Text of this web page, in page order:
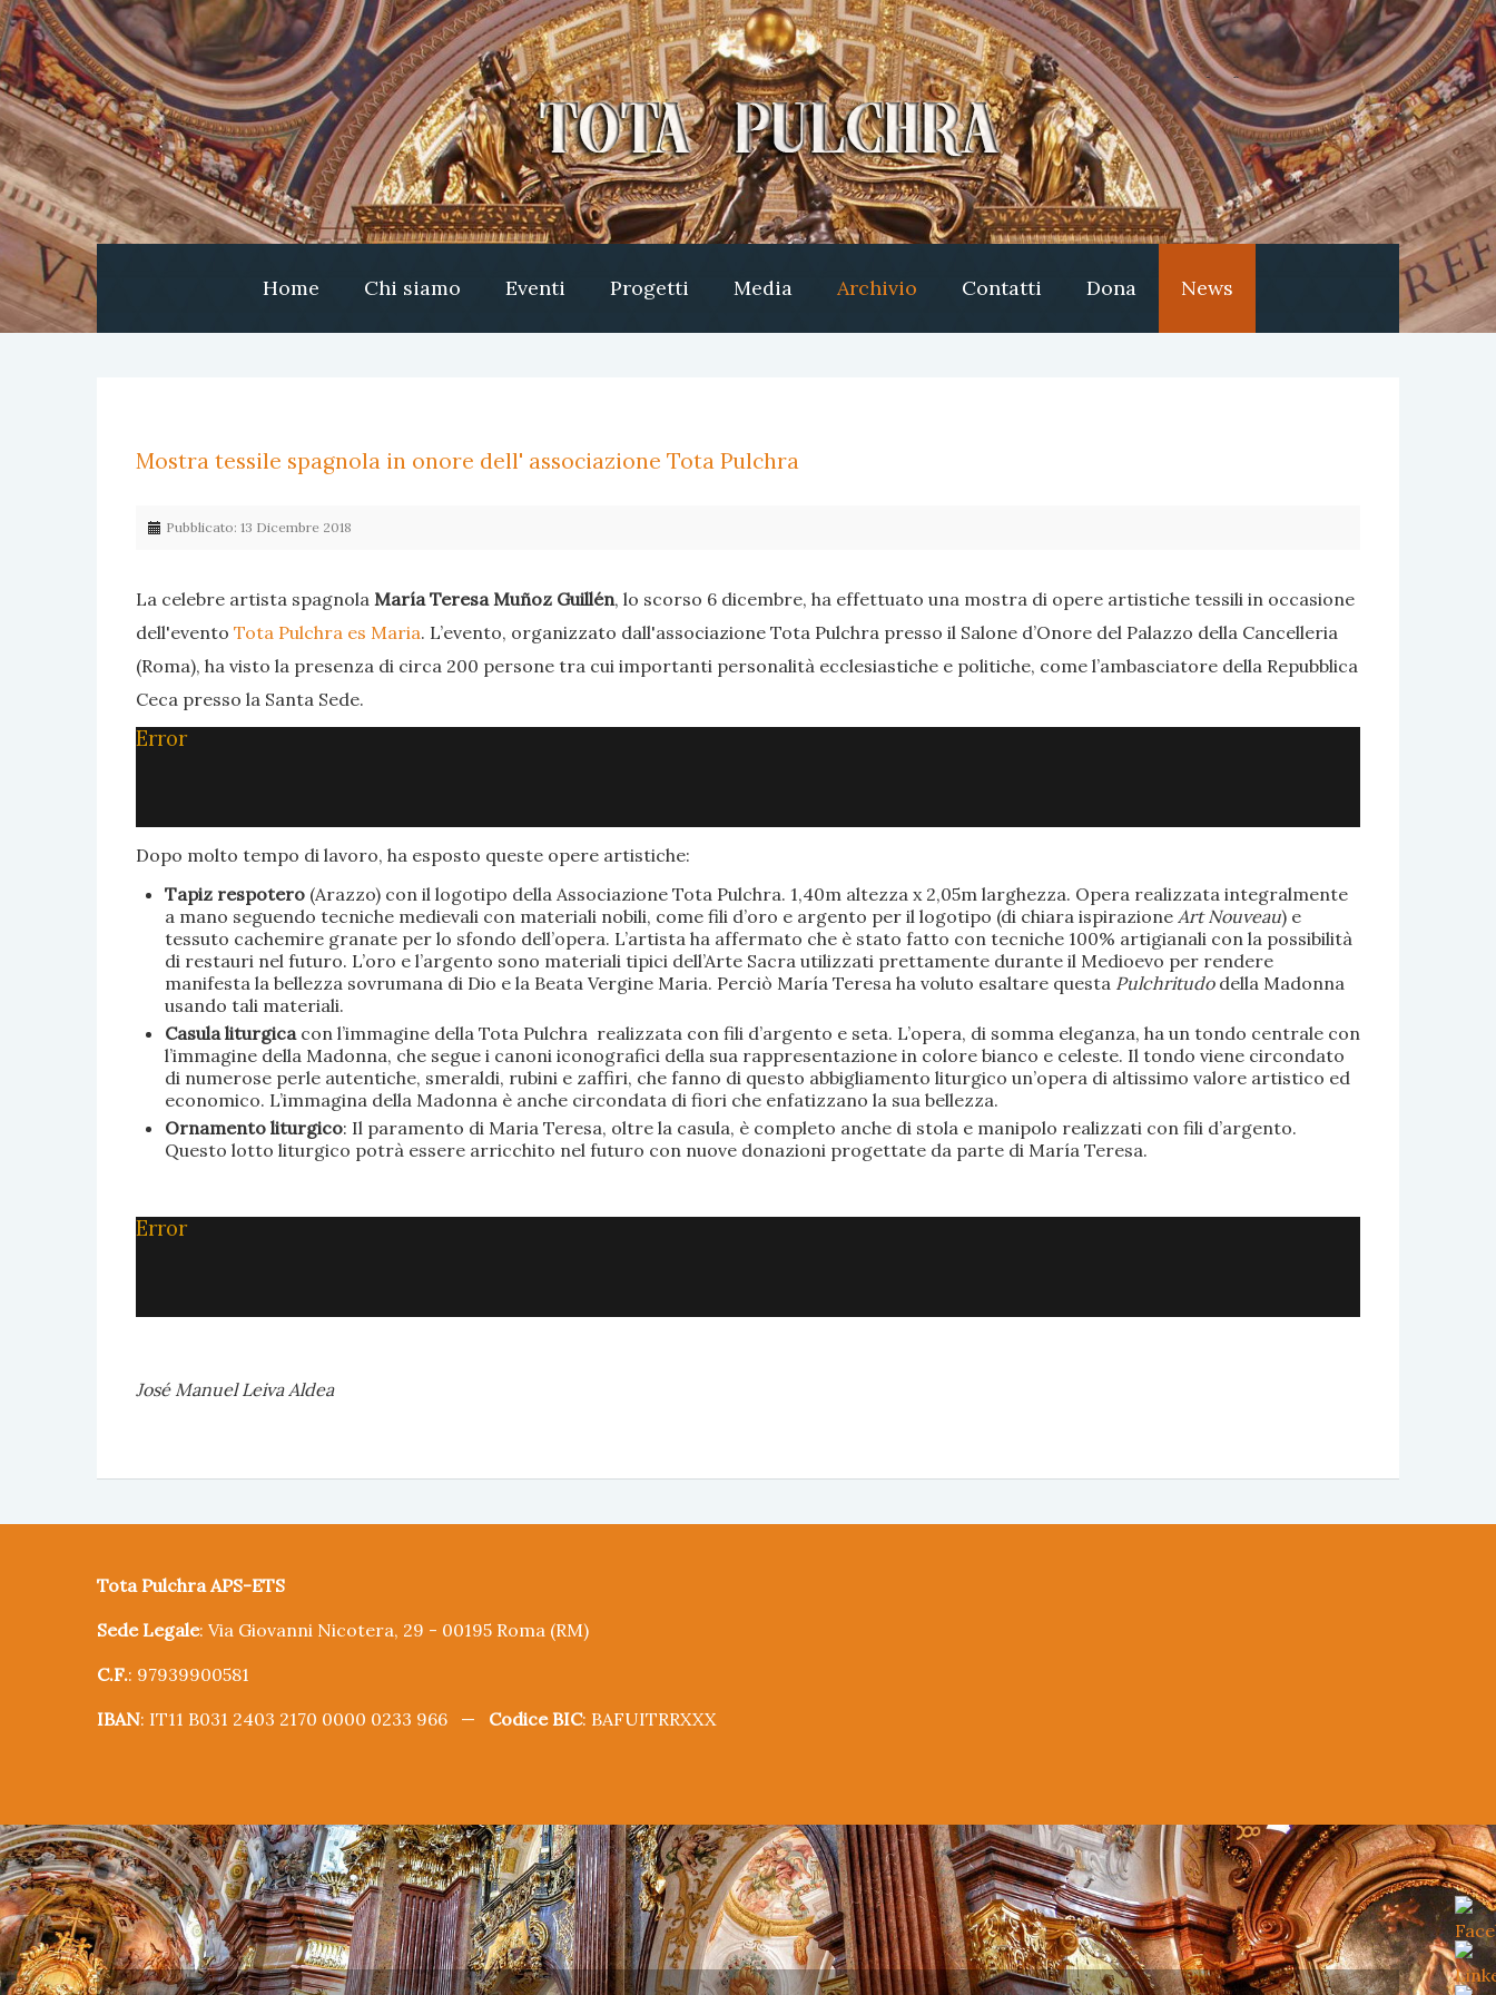
Home Chi siamo Eventi Progetti Media Archivio Contatti Dona News
Mostra tessile spagnola in onore dell' associazione Tota Pulchra
Pubblicato: 13 Dicembre 2018
La celebre artista spagnola María Teresa Muñoz Guillén, lo scorso 6 dicembre, ha effettuato una mostra di opere artistiche tessili in occasione
dell'evento Tota Pulchra es Maria. L’evento, organizzato dall'associazione Tota Pulchra presso il Salone d’Onore del Palazzo della Cancelleria
(Roma), ha visto la presenza di circa 200 persone tra cui importanti personalità ecclesiastiche e politiche, come l’ambasciatore della Repubblica
Ceca presso la Santa Sede.
Error
Dopo molto tempo di lavoro, ha esposto queste opere artistiche:
Tapiz respotero(Arazzo) con il logotipo della Associazione Tota Pulchra. 1,40m altezza x 2,05m larghezza. Opera realizzata integralmente
a mano seguendo tecniche medievali con materiali nobili, come fili d’oro e argento per il logotipo (di chiara ispirazione Art Nouveau) e
tessuto cachemire granate per lo sfondo dell’opera. L’artista ha affermato che è stato fatto con tecniche 100% artigianali con la possibilità
di restauri nel futuro. L’oro e l’argento sono materiali tipici dell’Arte Sacra utilizzati prettamente durante il Medioevo per rendere
manifesta la bellezza sovrumana di Dio e la Beata Vergine Maria. Perciò María Teresa ha voluto esaltare questa Pulchritudo della Madonna
usando tali materiali.
Casula liturgica con l’immagine della Tota Pulchra realizzata con fili d’argento e seta. L’opera, di somma eleganza, ha un tondo centrale con
l’immagine della Madonna, che segue i canoni iconografici della sua rappresentazione in colore bianco e celeste. Il tondo viene circondato
di numerose perle autentiche, smeraldi, rubini e zaffiri, che fanno di questo abbigliamento liturgico un’opera di altissimo valore artistico ed
economico. L’immagina della Madonna è anche circondata di fiori che enfatizzano la sua bellezza.
Ornamento liturgico: Il paramento di Maria Teresa, oltre la casula, è completo anche di stola e manipolo realizzati con fili d’argento.
Questo lotto liturgico potrà essere arricchito nel futuro con nuove donazioni progettate da parte di María Teresa.
Error
José Manuel Leiva Aldea
Tota Pulchra APS-ETS
Sede Legale: Via Giovanni Nicotera, 29 - 00195 Roma (RM)
C.F.: 97939900581
IBAN: IT11 B031 2403 2170 0000 0233 966 — Codice BIC: BAFUITRRXXX